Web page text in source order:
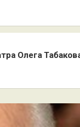
Олега